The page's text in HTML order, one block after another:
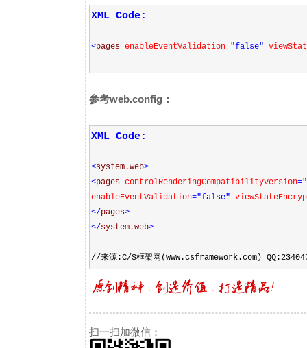
XML Code:
<pages enableEventValidation="false"
参考web.config：
XML Code:
<system.web>
<pages controlRenderingCompatibilityVersion
enableEventValidation="false"
</pages>
</system.web>
//来源:C/S框架网(www.csframework.com)
扫一扫加微信：